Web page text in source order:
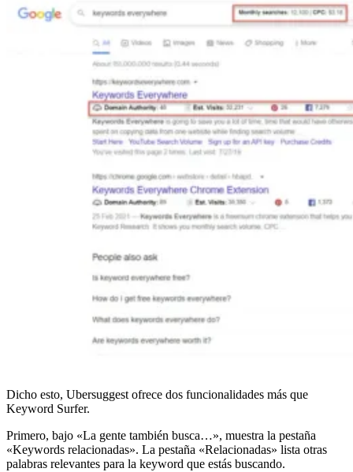
Dicho esto, Ubersuggest ofrece dos funcionalidades más que
Keyword Surfer.
Primero, bajo «La gente también busca…», muestra la pestaña
«Keywords relacionadas». La pestaña «Relacionadas» lista otras
palabras relevantes para la keyword que estás buscando.